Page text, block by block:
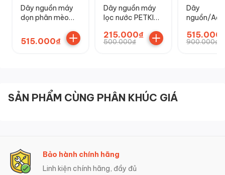
Dây nguồn máy
dọn phân mèo
Max Pro
515.000₫
Dây nguồn máy
lọc nước PETKIT
215.000₫
500.000₫
Dây
nguồn/
mèo
X, Pura
900.000₫
SẢN PHẨM CÙNG PHÂN KHÚC GIÁ
Bảo hành chính hãng
Linh kiện chính hãng, đầy đủ